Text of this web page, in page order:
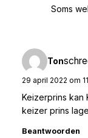
Soms
Ton
29 april 2022 om
Keizerprins kan
keizer prins
Beantwoorden